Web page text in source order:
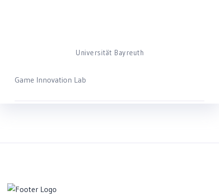
Universität Bayreuth
Game Innovation Lab